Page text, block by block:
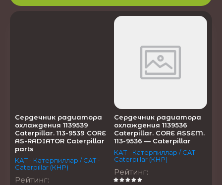
Сердечник радиатора
охлаждения 1139539
Caterpillar. 113-9539 CORE
AS-RADIATOR Caterpillar
parts
КАТ - Катерпиллар / CAT -
Caterpillar (КНР)
Рейтинг:
Сердечник радиатора
охлаждения 1139536
Caterpillar. CORE ASSEM.
113-9536 — Caterpillar
КАТ - Катерпиллар / CAT -
Caterpillar (КНР)
Рейтинг: